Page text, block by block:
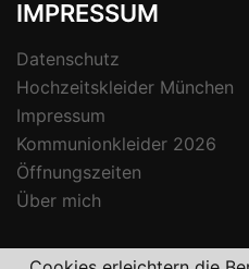
IMPRESSUM
Datenschutz
Hochzeitskleider München
Impressum
Kommunionkleider 2026
Öffnungszeiten
Über mich